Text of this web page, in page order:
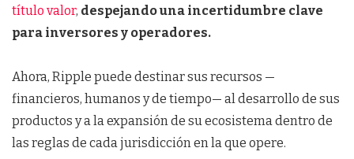
título valor, despejando una incertidumbre clave
para inversores y operadores.
Ahora, Ripple puede destinar sus recursos —
financieros, humanos y de tiempo— al desarrollo de sus
productos y a la expansión de su ecosistema dentro de
las reglas de cada jurisdicción en la que opere.